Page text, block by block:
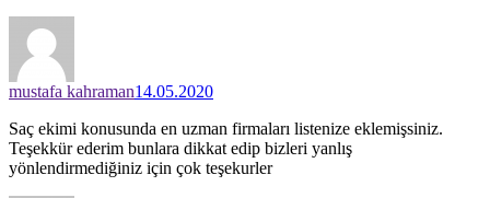
mustafa kahraman14.05.2020
Saç ekimi konusunda en uzman firmaları listenize eklemişsiniz.
Teşekkür ederim bunlara dikkat edip bizleri yanlış
yönlendirmediğiniz için çok teşekurler